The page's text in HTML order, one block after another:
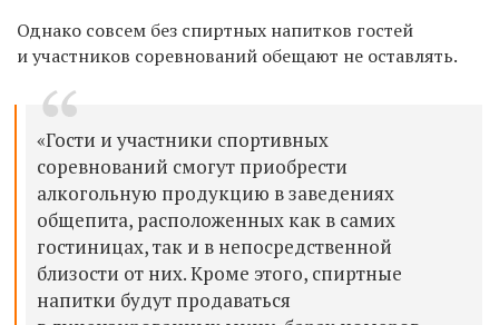
Однако совсем без спиртных напитков гостей
и участников соревнований обещают не оставлять.
«Гости и участники спортивных
соревнований смогут приобрести
алкогольную продукцию в заведениях
общепита, расположенных как в самих
гостиницах, так и в непосредственной
близости от них. Кроме этого, спиртные
напитки будут продаваться